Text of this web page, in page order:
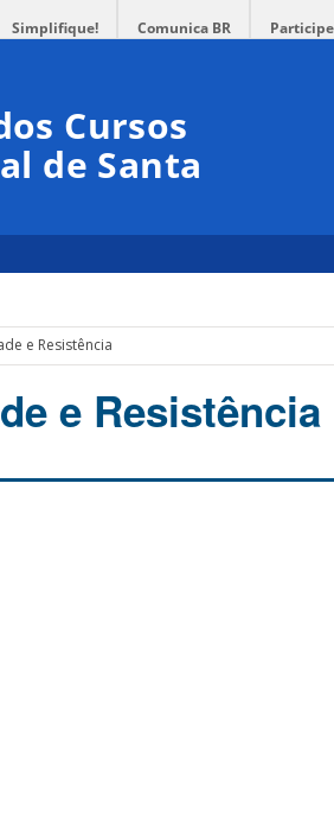
Simplifique! Comunica BR Participe
Cursos
de Santa
e Resistência
e Resistência